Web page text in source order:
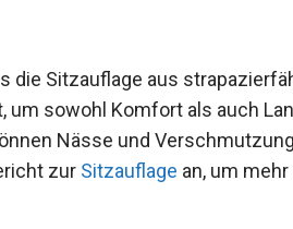
die Sitzauflage aus
um sowohl Komfort als auch
Nässe und
zur Sitzauflage an, um